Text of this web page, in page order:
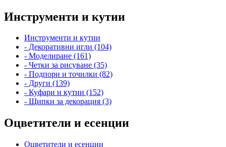
Инструменти и кутии
Инструменти и кутии
- Декоративни игли (104)
- Моделиране (161)
- Четки за рисуване (35)
- Подпори и точилки (82)
- Други (139)
- Куфари и кутии (152)
- Щипки за декорация (3)
Оцветители и есенции
Оцветители и есенции